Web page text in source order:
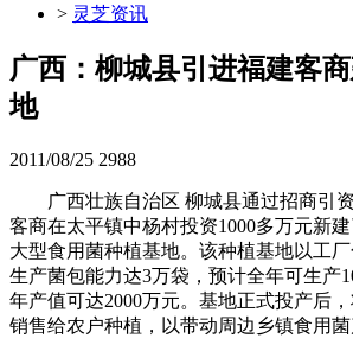
> 灵芝资讯
广西：柳城县引进福建客
地
2011/08/25 2988
广西壮族自治区 柳城县通过招商引
客商在太平镇中杨村投资1000多万元新
大型食用菌种植基地。该种植基地以工
生产菌包能力达3万袋，预计全年可生产
年产值可达2000万元。基地正式投产后
销售给农户种植，以带动周边乡镇食用菌